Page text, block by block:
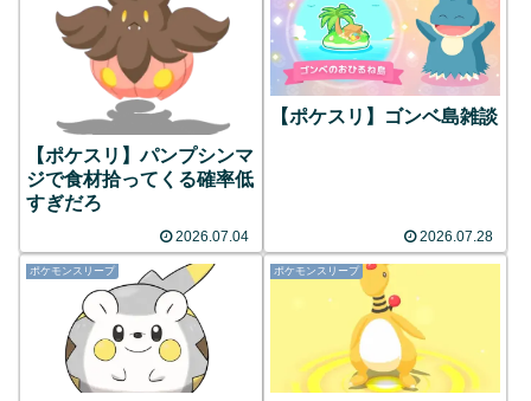
【ポケスリ】パンプシンマ
ジで食材拾ってくる確率低
すぎだろ
2026.07.04
【ポケスリ】ゴンベ島雑談
2026.07.28
ポケモンスリープ ポケモンスリープ